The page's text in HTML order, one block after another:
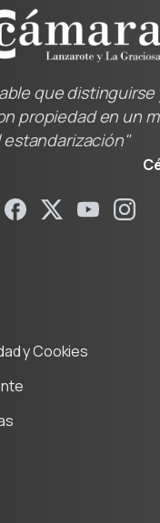
que distinguirse
propiedad en un
y Cookies